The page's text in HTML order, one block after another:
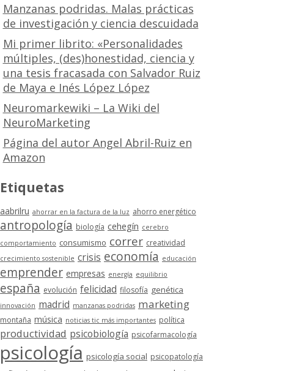
Manzanas podridas. Malas prácticas
de investigación y ciencia descuidada
Mi primer librito: «Personalidades
múltiples, (des)honestidad, ciencia y
una tesis fracasada con Salvador Ruiz
de Maya e Inés López López
Neuromarkewiki – La Wiki del
NeuroMarketing
Página del autor Angel Abril-Ruiz en
Amazon
Etiquetas
aabrilru ahorrar en la factura de la luz ahorro energético
antropología biología cehegín cerebro
comportamiento consumismo correr creatividad
crecimiento sostenible crisis economía educación
emprender empresas energía equilibrio
españa evolución felicidad filosofía genética
innovación madrid manzanas podridas marketing
montaña música noticias tic más importantes política
productividad psicobiología psicofarmacología
psicología psicología social psicopatología